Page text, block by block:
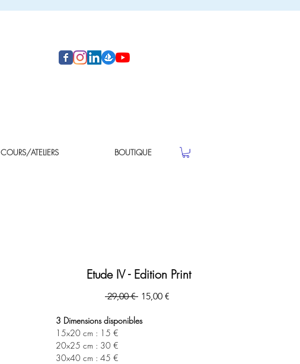
COURS/ATELIERS BOUTIQUE
Etude IV - Edition Print
29,00 € Prix
15,00 €
3 Dimensions disponibles
15x20 cm : 15 €
20x25 cm : 30 €
30x40 cm : 45 €